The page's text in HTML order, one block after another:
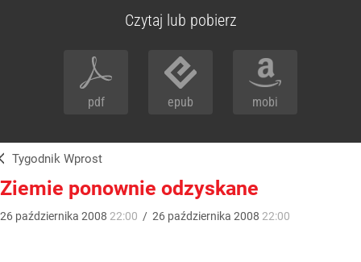
Czytaj lub pobierz
pdf epub mobi
Tygodnik Wprost
Ziemie ponownie odzyskane
26 października 2008 22:00 / 26 października 2008 22:00